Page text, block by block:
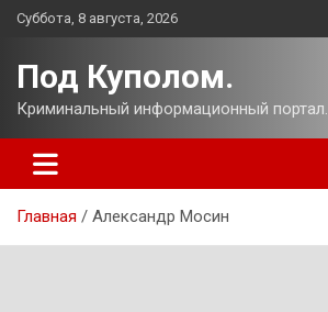
Перейти
Суббота, 8 августа, 2026
Под Куполом.
Криминальный информационный портал.
Главная Александр Мосин